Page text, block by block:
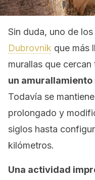
Sin duda, uno de
Dubrovnik que más
murallas que
un amurallamiento
Todavía se
prolongado y
siglos hasta
kilómetros.
Una actividad